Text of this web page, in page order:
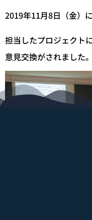
2019年11月8日（金）
担当したプロジェクト
意見交換がされました。